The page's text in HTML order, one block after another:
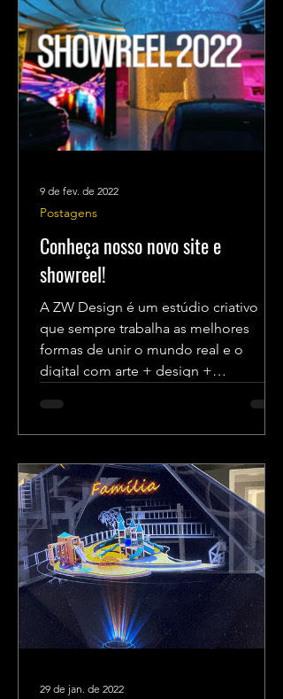
Conheça nosso novo site e
showreel!
A ZW Design é um estúdio criativo
que sempre trabalha as melhores
formas de unir o mundo real e o
digital com arte + design +
Postagens
9 de fev. de 2022
29 de jan. de 2022